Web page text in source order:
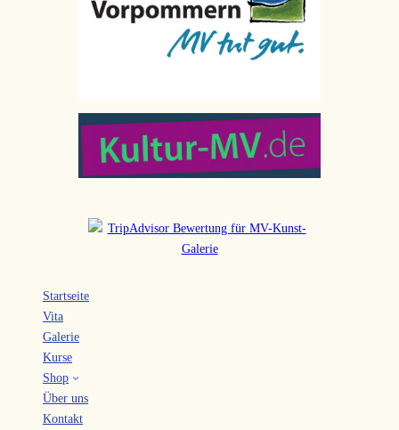
Startseite
Vita
Galerie
Kurse
Shop
Über uns
Kontakt